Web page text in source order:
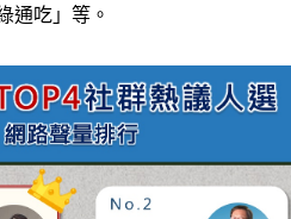
通吃」等。